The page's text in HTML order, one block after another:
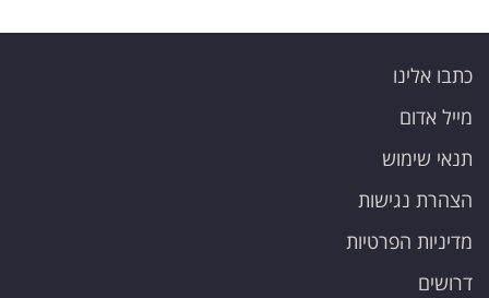
כתבו אלינו
מייל אדום
תנאי שימוש
הצהרת נגישות
מדיניות הפרטיות
דרושים